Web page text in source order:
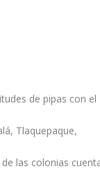
de pipas con el
Tlaquepaque,
las colonias